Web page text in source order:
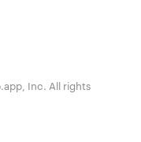
Inc. All rights